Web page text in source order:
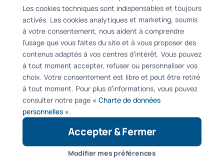
Espace : Terrasse
Lieu : Bollène (84)
Les cookies techniques sont indispensables et toujours
activés. Les cookies analytiques et marketing, soumis
à votre consentement, nous aident à comprendre
l’usage que vous faites du site et à vous proposer des
contenus adaptés à vos centres d’intérêt. Vous pouvez
à tout moment accepter, refuser ou personnaliser vos
choix. Votre consentement est libre et peut être retiré
à tout moment. Pour plus d’informations, vous pouvez
consulter notre page « Charte de données
personnelles ».
Accepter & Fermer
Modifier mes préférences